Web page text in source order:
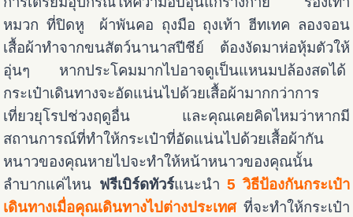
หมวก ที่ปิดหู ผ้าพันคอ ถุงมือ ถุงเท้า ฮีทเทค ลองจอน
เสื้อผ้าทำจากขนสัตว์นานาสปีชีย์ ต้องงัดมาห่อหุ้มตัวให้
อุ่นๆ หากประโคมมากไปอาจดูเป็นแหนมปล้องสดได้
กระเป๋าเดินทางจะอัดแน่นไปด้วยเสื้อผ้ามากกว่าการ
เที่ยวยุโรปช่วงฤดูอื่น และคุณเคยคิดไหมว่าหากมี
สถานการณ์ที่ทำให้กระเป๋าที่อัดแน่นไปด้วยเสื้อผ้ากัน
หนาวของคุณหายไปจะทำให้หน้าหนาวของคุณนั้น
ลำบากแค่ไหน ฟรีเบิร์ดทัวร์แนะนำ 5 วิธีป้องกันกระเป๋า
เดินทางเมื่อคุณเดินทางไปต่างประเทศที่จะทำให้กระเป๋า